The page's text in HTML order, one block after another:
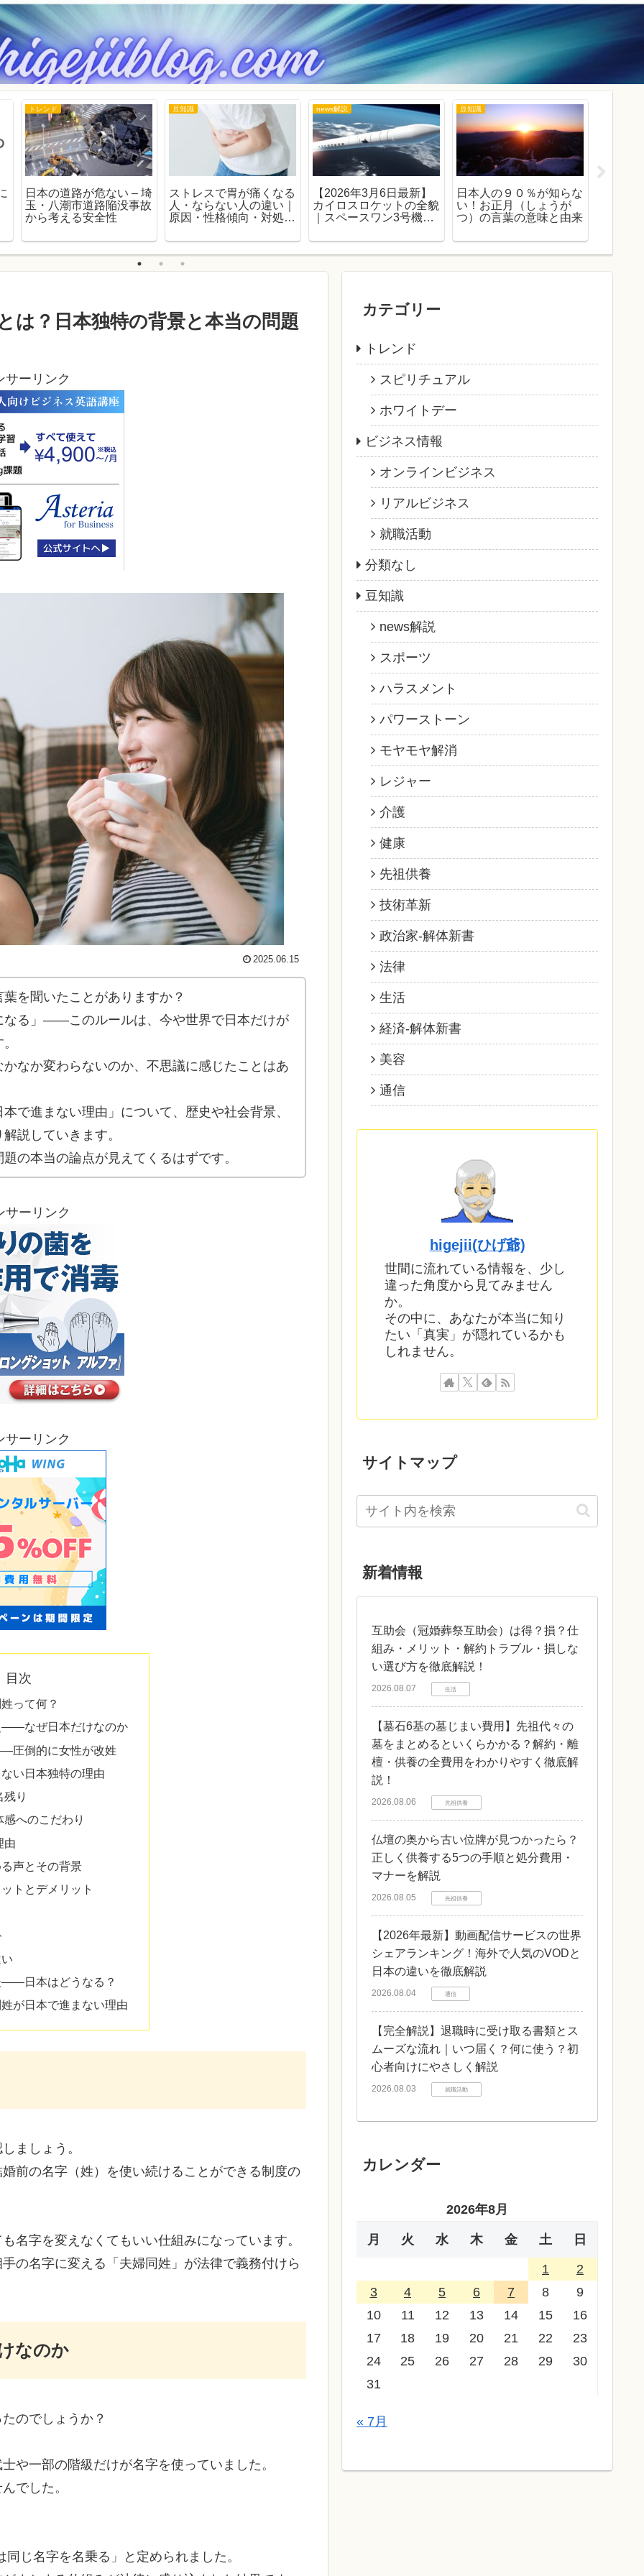
トレンド
日本の道路が危ない – 埼
玉・八潮市道路陥没事故
から考える安全性
豆知識
ストレスで胃が痛くなる
人・ならない人の違い｜
原因・性格傾向・対処法
news解説
【2026年3月6日最新】
カイロスロケットの全貌
｜スペースワン3号機失
課題とスペースポート紀
伊の軌跡を徹底解説
豆知識
日本人の９０％が知らな
い！お正月（しょうが
つ）の言葉の意味と由来
は？日本独特の背景と本当の問題
サーリンク
2025.06.15
を聞いたことがありますか？
なる」――このルールは、今や世界で日本だけが
なか変わらないのか、不思議に感じたことはあ
で進まない理由」について、歴史や社会背景、
説していきます。
の本当の論点が見えてくるはずです。
サーリンク
サーリンク
目次
って何？
――なぜ日本だけなのか
圧倒的に女性が改姓
い日本独特の理由
り
へのこだわり
由
声とその背景
トとデメリット
――日本はどうなる？
が日本で進まない理由
ましょう。
前の名字（姓）を使い続けることができる制度の
名字を変えなくてもいい仕組みになっています。
の名字に変える「夫婦同姓」が法律で義務付けら
なのか
のでしょうか？
や一部の階級だけが名字を使っていました。
でした。
じ名字を名乗る」と定められました。
カテゴリー
トレンド
スピリチュアル
ホワイトデー
ビジネス情報
オンラインビジネス
リアルビジネス
就職活動
分類なし
豆知識
news解説
スポーツ
ハラスメント
パワーストーン
モヤモヤ解消
レジャー
介護
健康
先祖供養
技術革新
政治家‐解体新書
法律
生活
経済‐解体新書
美容
通信
higejii(ひげ爺)
世間に流れている情報を、少し
違った角度から見てみません
か。
その中に、あなたが本当に知り
たい「真実」が隠れているかも
しれません。
サイトマップ
新着情報
互助会（冠婚葬祭互助会）は得？損？仕
組み・メリット・解約トラブル・損しな
い選び方を徹底解説！
2026.08.07 生活
【墓石6基の墓じまい費用】先祖代々の
墓をまとめるといくらかかる？解約・離
檀・供養の全費用をわかりやすく徹底解
説！
2026.08.06 先祖供養
仏壇の奥から古い位牌が見つかったら？
正しく供養する5つの手順と処分費用・
マナーを解説
2026.08.05 先祖供養
【2026年最新】動画配信サービスの世界
シェアランキング！海外で人気のVODと
日本の違いを徹底解説
2026.08.04 通信
【完全解説】退職時に受け取る書類とス
ムーズな流れ｜いつ届く？何に使う？初
心者向けにやさしく解説
2026.08.03 就職活動
カレンダー
2026年8月
月 火 水 木 金 土 日
1
2
3
4 5 6 7 8
9
10
11 12 13 14 15
16
17
18 19 20 21 22
23
24
25 26 27 28 29
30
31
« 7月